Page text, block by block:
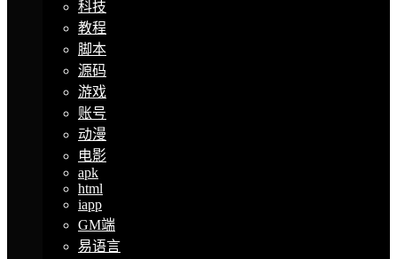
科技
教程
脚本
源码
游戏
账号
动漫
电影
apk
html
iapp
GM端
易语言